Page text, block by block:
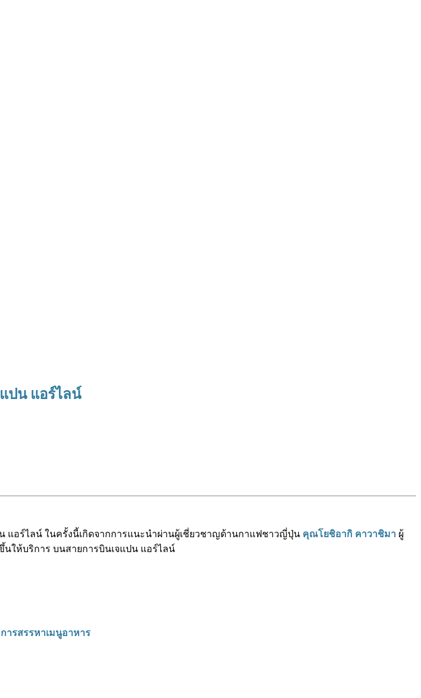
ปน แอร์ไลน์
อร์ไลน์ ในครั้งนี้เกิดจากการแนะนำผ่านผู้เชี่ยวชาญด้านกาแฟชาวญี่ปุ่น คุณโยชิอากิ คาวาชิมา ผู้
นให้บริการ บนสายการบินเจแปน แอร์ไลน์
ารสรรหาเมนูอาหาร